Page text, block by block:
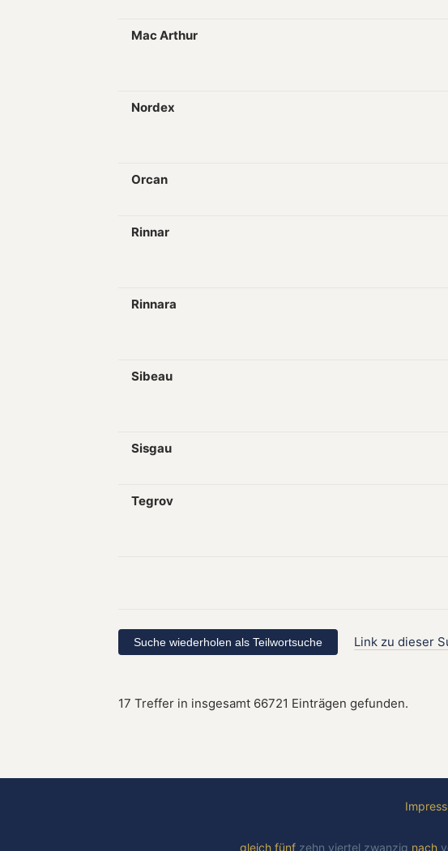
Mac Arthur
Nordex
Orcan
Rinnar
Rinnara
Sibeau
Sisgau
Tegrov
Link zu dieser
17 Treffer in insgesamt 66721 Einträgen gefunden.
gleich fünf zehn viertel zwanzig nach